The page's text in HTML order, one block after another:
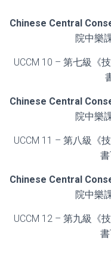
Chinese Central
院中樂
UCCM 10 – 第七級《
Chinese Central
院中樂
UCCM 11 – 第八級《
書
Chinese Central
院中樂
UCCM 12 – 第九級《
書